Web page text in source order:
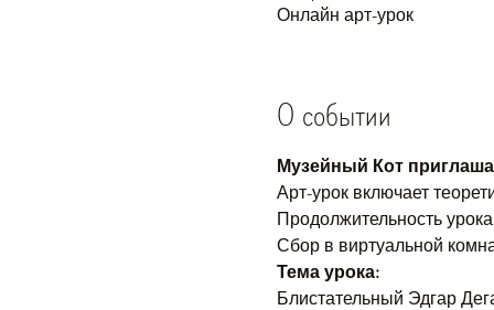
Онлайн арт-урок
О событии
Музейный Кот
Арт-урок включает
Продолжительность
Сбор в виртуальной
Тема урока:
Блистательный Эдгар